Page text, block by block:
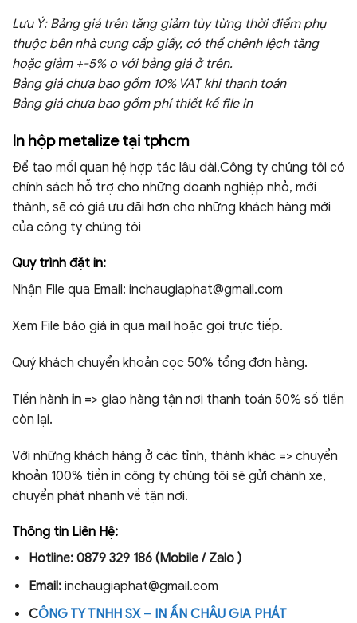
Lưu Ý: Bảng giá trên tăng giảm tùy từng thời điểm phụ
thuộc bên nhà cung cấp giấy, có thể chênh lệch tăng
hoặc giảm +-5% o với bảng giá ở trên.
Bảng giá chưa bao gồm 10% VAT khi thanh toán
Bảng giá chưa bao gồm phí thiết kế file in
In hộp metalize tại tphcm
Để tạo mối quan hệ hợp tác lâu dài.Công ty chúng tôi có
chính sách hỗ trợ cho những doanh nghiệp nhỏ, mới
thành, sẽ có giá ưu đãi hơn cho những khách hàng mới
của công ty chúng tôi
Quy trình đặt in:
Nhận File qua Email: inchaugiaphat@gmail.com
Xem File báo giá in qua mail hoặc gọi trực tiếp.
Quý khách chuyển khoản cọc 50% tổng đơn hàng.
Tiến hành in => giao hàng tận nơi thanh toán 50% số tiền
còn lại.
Với những khách hàng ở các tỉnh, thành khác => chuyển
khoản 100% tiền in công ty chúng tôi sẽ gửi chành xe,
chuyển phát nhanh về tận nơi.
Thông tin Liên Hệ:
Hotline: 0879 329 186 (Mobile / Zalo )
Email:inchaugiaphat@gmail.com
CÔNG TY TNHH SX – IN ẤN CHÂU GIA PHÁT